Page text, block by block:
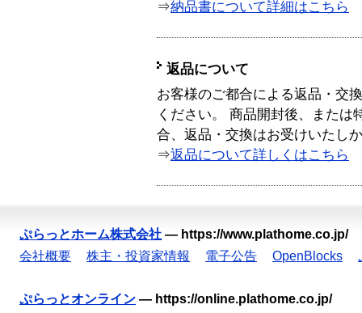
⇒納品書について詳細はこちら
返品について
お客様のご都合による返品・交
ください。 商品開封後、または
合、返品・交換はお受けいたし
⇒返品について詳しくはこちら
ぷらっとホーム株式会社 — https://www.plathome.co.jp/
会社概要
株主・投資家情報 電子公告 OpenBlocks
ぷらっとオンライン — https://online.plathome.co.jp/